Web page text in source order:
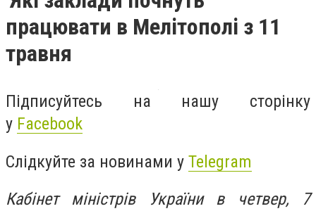
працювати в Мелітополі з 11
травня
Підписуйтесь на нашу сторінку
у Facebook
Слідкуйте за новинами у Telegram
Кабінет міністрів України в четвер, 7